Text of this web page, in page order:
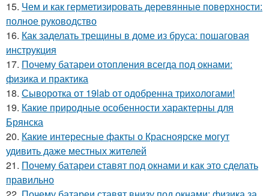
15. Чем и как герметизировать деревянные поверхности:
полное руководство
16. Как заделать трещины в доме из бруса: пошаговая
инструкция
17. Почему батареи отопления всегда под окнами:
физика и практика
18. Сыворотка от 19lab от одобренна трихологами!
19. Какие природные особенности характерны для
Брянска
20. Какие интересные факты о Красноярске могут
удивить даже местных жителей
21. Почему батареи ставят под окнами и как это сделать
правильно